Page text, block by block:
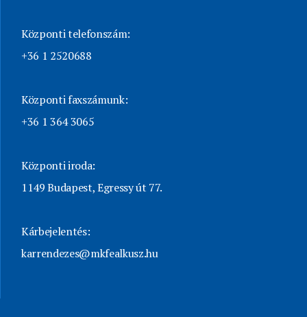
Központi telefonszám:
+36 1 2520688
Központi faxszámunk:
+36 1 364 3065
Központi iroda:
1149 Budapest, Egressy út 77.
Kárbejelentés:
karrendezes@mkfealkusz.hu